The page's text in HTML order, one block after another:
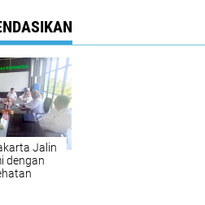
Jalin
dengan